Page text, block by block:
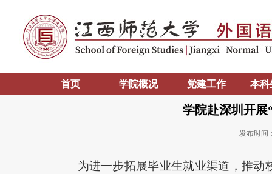
首页 学院概况 党建工作 本科
学院赴深圳开展
发布时间
为进一步拓展毕业生就业渠道，推动